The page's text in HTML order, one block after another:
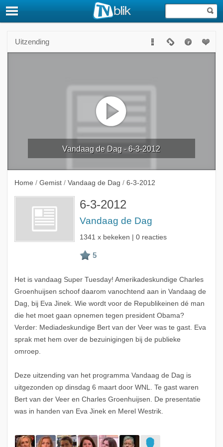
Uitzending
Vandaag de Dag - 6-3-2012
Home / Gemist / Vandaag de Dag / 6-3-2012
6-3-2012
Vandaag de Dag
1341 x bekeken | 0 reacties
Het is vandaag Super Tuesday! Amerikadeskundige Charles
Groenhuijsen schoof daarom vanochtend aan in Vandaag de
Dag, bij Eva Jinek. Wie wordt voor de Republikeinen dé man
die het moet gaan opnemen tegen president Obama?
Verder: Mediadeskundige Bert van der Veer was te gast. Eva
sprak met hem over de bezuinigingen bij de publieke
omroep.
Deze uitzending van het programma Vandaag de Dag is
uitgezonden op dinsdag 6 maart door WNL. Te gast waren
Bert van der Veer en Charles Groenhuijsen. De presentatie
was in handen van Eva Jinek en Merel Westrik.